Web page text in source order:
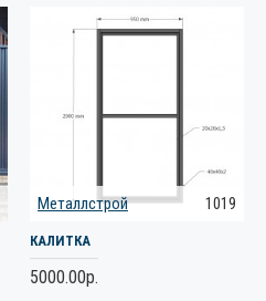
Металлстрой 1019
КАЛИТКА
5000.00р.